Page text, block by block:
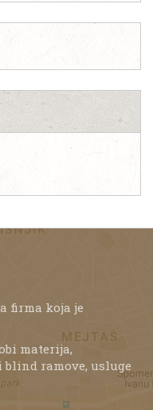
firma koja je
materija,
ramove, usluge